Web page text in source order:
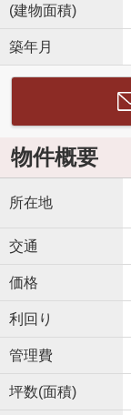
(建物面積)
築年月
物件概要
所在地
交通
価格
利回り
管理費
坪数(面積)